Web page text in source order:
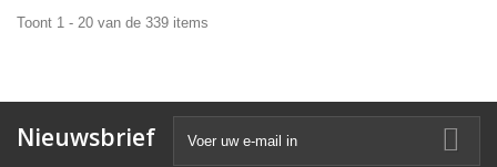
Toont 1 - 20 van de 339 items
Nieuwsbrief